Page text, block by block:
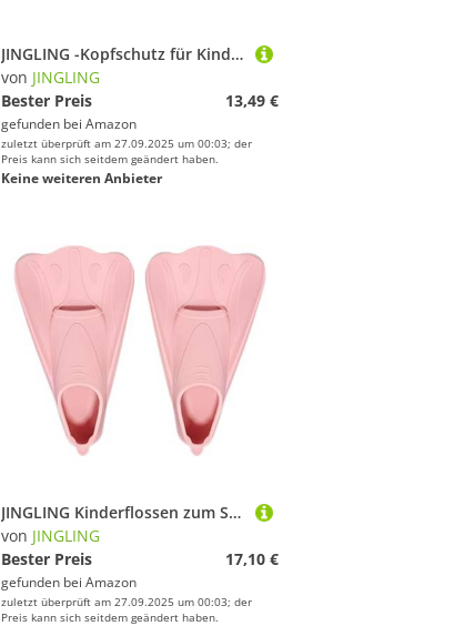
JINGLING -Kopfschutz für Kinder, weich gepolsterter -Helm, verstellbare Kopfbedeckung, Kopfschutz, Kopfschutz, gepolsterte Ausrüstung, Helm für Kopfschutz
von JINGLING
Bester Preis
13,49 €
gefunden bei Amazon
zuletzt überprüft am 27.09.2025 um 00:03; der
Preis kann sich seitdem geändert haben.
Keine weiteren Anbieter
JINGLING Kinderflossen zum Schwimmen - Weiche Tauch- und Schnorchelflossen für das Training - Kinder-Schwimmtraining, unverzichtbar für , Mädchen und Anfänger
von JINGLING
Bester Preis
17,10 €
gefunden bei Amazon
zuletzt überprüft am 27.09.2025 um 00:03; der
Preis kann sich seitdem geändert haben.